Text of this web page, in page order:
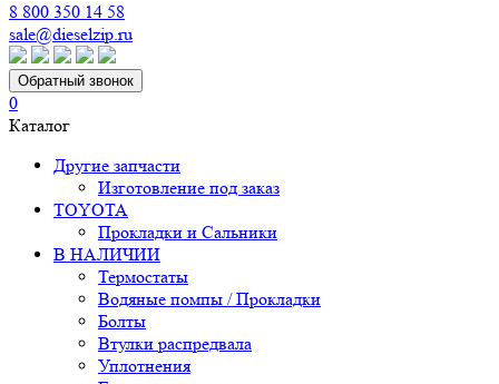
8 800 350 14 58
sale@dieselzip.ru
Обратный звонок
0
Каталог
Другие запчасти
Изготовление под заказ
TOYOTA
Прокладки и Сальники
В НАЛИЧИИ
Термостаты
Водяные помпы / Прокладки
Болты
Втулки распредвала
Уплотнения